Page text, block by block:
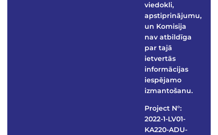
viedokli,
apstiprinājumu,
un Komisija
nav atbildīga
par tajā
ietvertās
informācijas
iespējamo
izmantošanu.
Project N°:
2022-1-LV01-
KA220-ADU-